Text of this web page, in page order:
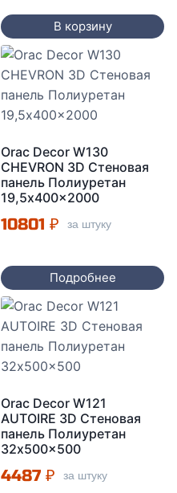
В корзину
Orac Decor W130
CHEVRON 3D Стеновая
панель Полиуретан
19,5x400x2000
10801 ₽ за штуку
Подробнее
Orac Decor W121
AUTOIRE 3D Стеновая
панель Полиуретан
32x500x500
4487 ₽ за штуку